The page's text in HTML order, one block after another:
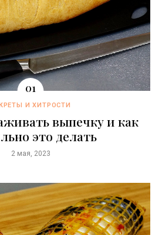
И ХИТРОСТИ
выпечку и как
это делать
2 мая, 2023